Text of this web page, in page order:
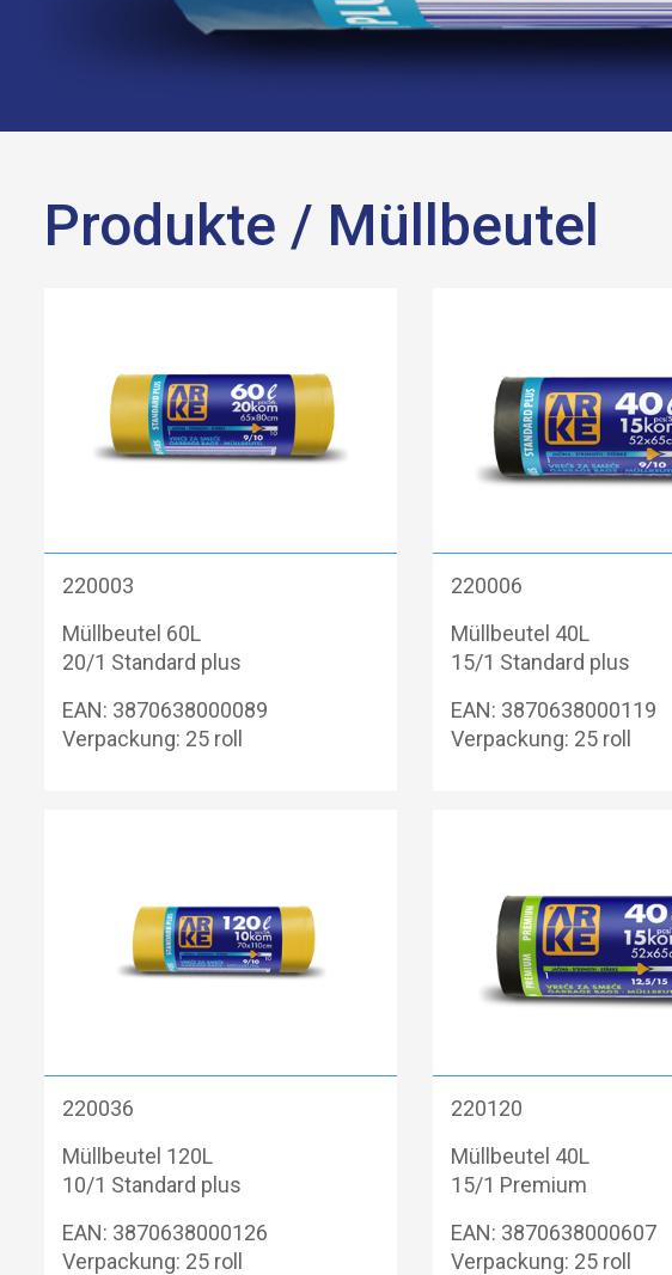
Produkte / Müllbeutel
220003
Müllbeutel 60L
20/1 Standard plus
EAN: 3870638000089
Verpackung: 25 roll
220006
Müllbeutel 40L
15/1 Standard plus
EAN: 3870638000119
Verpackung: 25 roll
220036
Müllbeutel 120L
10/1 Standard plus
EAN: 3870638000126
Verpackung: 25 roll
220120
Müllbeutel 40L
15/1 Premium
EAN: 3870638000607
Verpackung: 25 roll